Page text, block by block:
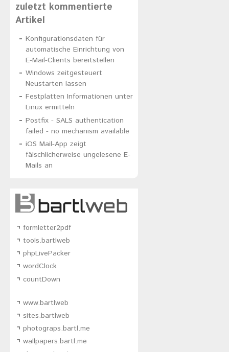
zuletzt kommentierte
Artikel
Konfigurationsdaten für
automatische Einrichtung von
E-Mail-Clients bereitstellen
Windows zeitgesteuert
Neustarten lassen
Festplatten Informationen unter
Linux ermitteln
Postfix - SALS authentication
failed - no mechanism available
iOS Mail-App zeigt
fälschlicherweise ungelesene E-
Mails an
formletter2pdf
tools.bartlweb
phpLivePacker
wordClock
countDown
www.bartlweb
sites.bartlweb
photograps.bartl.me
wallpapers.bartl.me